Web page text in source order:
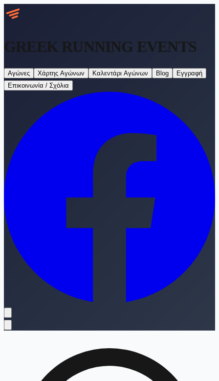
GREEK RUNNING EVENTS
Αγώνες Χάρτης Αγώνων Καλεντάρι Αγώνων Blog
Εγγραφή
Επικοινωνία / Σχόλια